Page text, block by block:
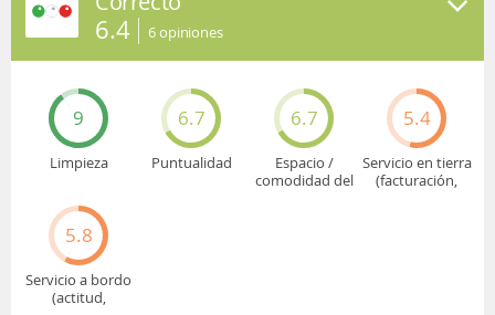
6.4 6opiniones
9
Limpieza
6.7
Puntualidad
6.7
Espacio /
comodidad del
5.4
Servicio en tierra
(facturación,
5.8
Servicio a bordo
(actitud,